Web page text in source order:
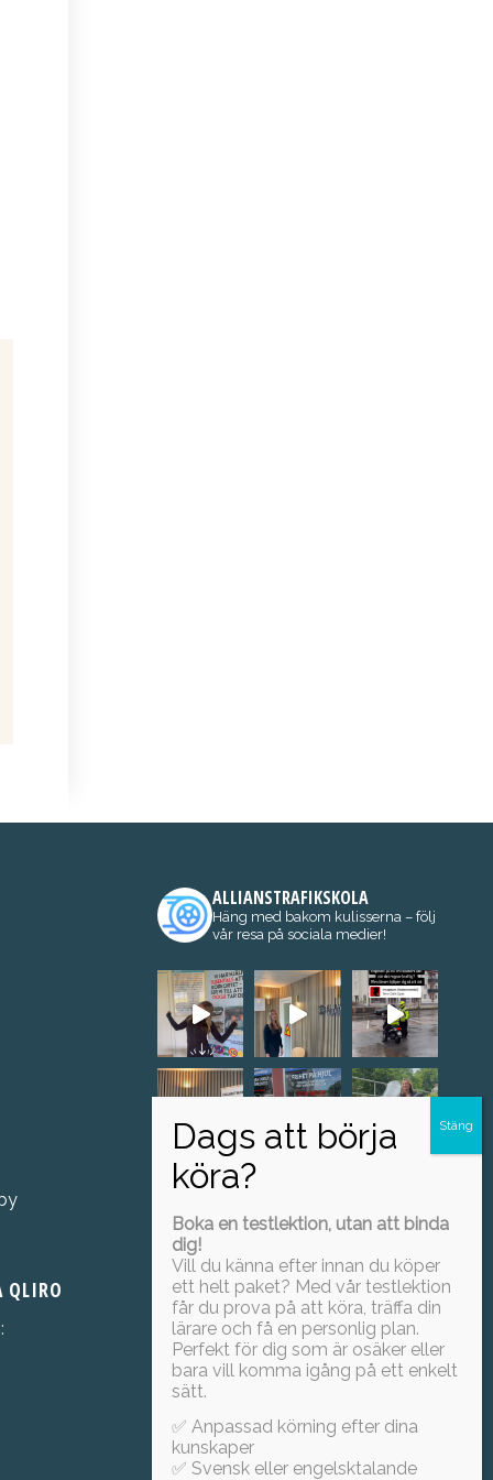
QLIRO
ALLIANSTRAFIKSKOLA
Häng med bakom kulisserna – följ
vår resa på sociala medier!
Föj oss på Instagram!
Boka en testlektion, utan att binda
dig!
Vill du känna efter innan du köper
ett helt paket? Med vår testlektion
får du prova på att köra, träffa din
lärare och få en personlig plan.
Perfekt för dig som är osäker eller
bara vill komma igång på ett enkelt
sätt.
✅ Anpassad körning efter dina
kunskaper
✅ Svensk eller engelsktalande